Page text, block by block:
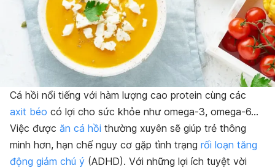
Cá hồi nổi tiếng với hàm lượng cao protein cùng các
axit béo có lợi cho sức khỏe như omega-3, omega-6…
Việc được ăn cá hồi thường xuyên sẽ giúp trẻ thông
minh hơn, hạn chế nguy cơ gặp tình trạng rối loạn tăng
động giảm chú ý (ADHD). Với những lợi ích tuyệt vời